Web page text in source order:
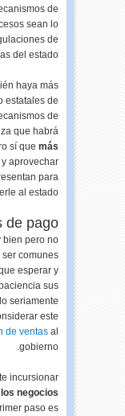
de
sean lo
de
del estado.
haya más
estatales de
de
que habrá
sí que más
aprovechar
para
al estado.
de pago
bien pero no
comunes
esperar y
sus
seriamente
este
de ventasal
gobierno.
incursionar
negocios
paso es